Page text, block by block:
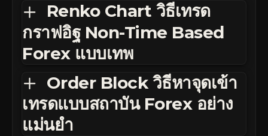
Renko Chart วิธีเทรด
กราฟอิฐ Non-Time Based
Forex แบบเทพ
Order Block วิธีหาจุดเข้า
เทรดแบบสถาบัน Forex อย่าง
แม่นยำ